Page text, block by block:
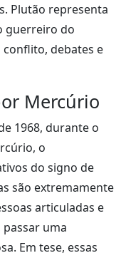
Plutão representa
guerreiro do
debates e
Mercúrio
1968, durante o
o
do signo de
são extremamente
articuladas e
uma
Em tese, essas